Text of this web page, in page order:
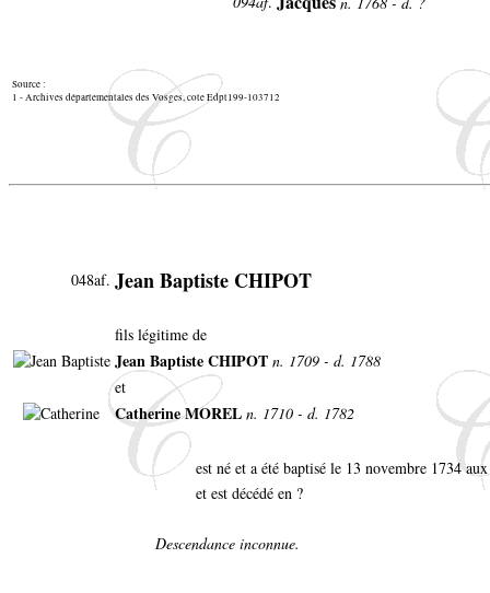
Source :
1 - Archives départementales des Vosges, cote Edpt199-103712
048af. Jean Baptiste CHIPOT
fils légitime de
Jean Baptiste CHIPOT n. 1709 - d. 1788
et
Catherine MOREL n. 1710 - d. 1782
est né et a été baptisé le 13 novembre 1734
et est décédé en ?
Descendance inconnue.